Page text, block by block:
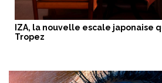
IZA, la nouvelle escale japonaise
Tropez